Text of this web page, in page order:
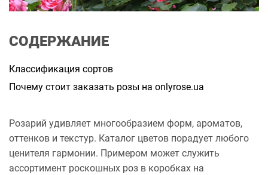
а
СОДЕРЖАНИЕ
Классификация сортов
Почему стоит заказать розы на onlyrose.ua
Розарий удивляет многообразием форм, ароматов,
оттенков и текстур. Каталог цветов порадует любого
ценителя гармонии. Примером может служить
ассортимент роскошных роз в коробках на